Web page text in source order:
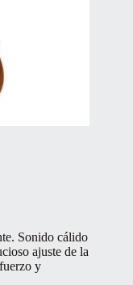
Sonido cálido
ajuste de la
y